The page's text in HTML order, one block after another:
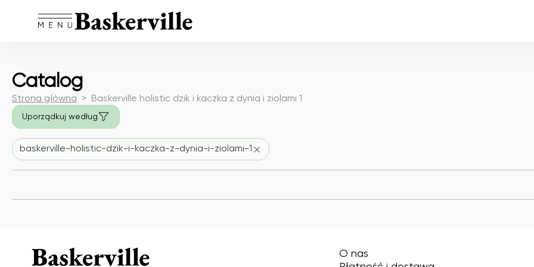
Catalog
Strona główna Baskerville holistic dzik i kaczka z dynia i ziolami 1
Uporządkuj według
baskerville-holistic-dzik-i-kaczka-z-dynia-i-ziolami-1
O nas